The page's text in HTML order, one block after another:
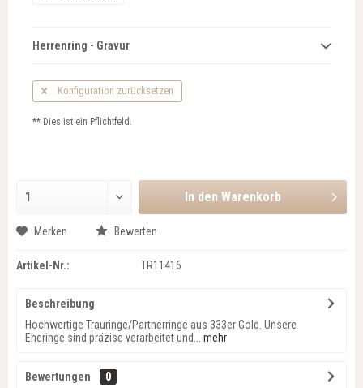
Herrenring - Gravur
Konfiguration zurücksetzen
** Dies ist ein Pflichtfeld.
In den Warenkorb
Merken Bewerten
Artikel-Nr.: TR11416
Beschreibung
Hochwertige Trauringe/Partnerringe aus 333er Gold. Unsere
Eheringe sind präzise verarbeitet und...
mehr
Bewertungen
0